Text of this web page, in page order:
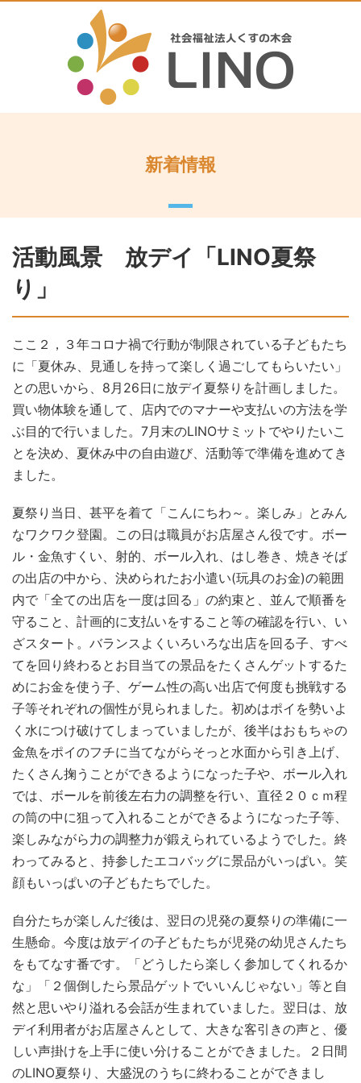
新着情報
活動風景 放デイ「LINO夏祭
り」
ここ２，３年コロナ禍で行動が制限されている子どもたち
に「夏休み、見通しを持って楽しく過ごしてもらいたい」
との思いから、8月26日に放デイ夏祭りを計画しました。
買い物体験を通して、店内でのマナーや支払いの方法を学
ぶ目的で行いました。7月末のLINOサミットでやりたいこ
とを決め、夏休み中の自由遊び、活動等で準備を進めてき
ました。
夏祭り当日、甚平を着て「こんにちわ～。楽しみ」とみん
なワクワク登園。この日は職員がお店屋さん役です。ボー
ル・金魚すくい、射的、ボール入れ、はし巻き、焼きそば
の出店の中から、決められたお小遣い(玩具のお金)の範囲
内で「全ての出店を一度は回る」の約束と、並んで順番を
守ること、計画的に支払いをすること等の確認を行い、い
ざスタート。バランスよくいろいろな出店を回る子、すべ
てを回り終わるとお目当ての景品をたくさんゲットするた
めにお金を使う子、ゲーム性の高い出店で何度も挑戦する
子等それぞれの個性が見られました。初めはポイを勢いよ
く水につけ破けてしまっていましたが、後半はおもちゃの
金魚をポイのフチに当てながらそっと水面から引き上げ、
たくさん掬うことができるようになった子や、ボール入れ
では、ボールを前後左右力の調整を行い、直径２０ｃｍ程
の筒の中に狙って入れることができるようになった子等、
楽しみながら力の調整力が鍛えられているようでした。終
わってみると、持参したエコバッグに景品がいっぱい。笑
顔もいっぱいの子どもたちでした。
自分たちが楽しんだ後は、翌日の児発の夏祭りの準備に一
生懸命。今度は放デイの子どもたちが児発の幼児さんたち
をもてなす番です。「どうしたら楽しく参加してくれるか
な」「２個倒したら景品ゲットでいいんじゃない」等と自
然と思いやり溢れる会話が生まれていました。翌日は、放
デイ利用者がお店屋さんとして、大きな客引きの声と、優
しい声掛けを上手に使い分けることができました。２日間
のLINO夏祭り、大盛況のうちに終わることができまし